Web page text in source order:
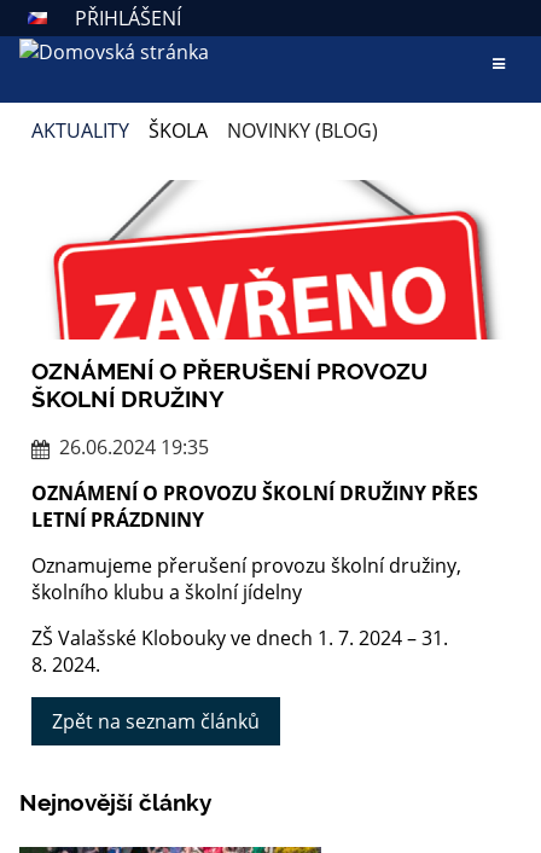
PŘIHLÁŠENÍ
AKTUALITY ŠKOLA NOVINKY (BLOG)
OZNÁMENÍ O PŘERUŠENÍ PROVOZU
ŠKOLNÍ DRUŽINY
26.06.2024 19:35
OZNÁMENÍ O PROVOZU ŠKOLNÍ DRUŽINY PŘES
LETNÍ PRÁZDNINY
Oznamujeme přerušení provozu školní družiny,
školního klubu a školní jídelny
ZŠ Valašské Klobouky ve dnech 1. 7. 2024 – 31.
8. 2024.
Zpět na seznam článků
Nejnovější články